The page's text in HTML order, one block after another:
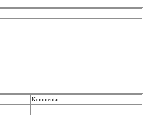
Kommentar